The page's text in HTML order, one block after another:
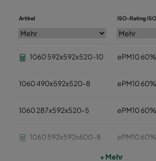
Artikel ISO-Rating
1060 592x592x520-10 ePM10 60%
1060 490x592x520-8 ePM10 60%
1060 287x592x520-5 ePM10 60%
1060 592x592x600-8 ePM10 60%
+ Mehr